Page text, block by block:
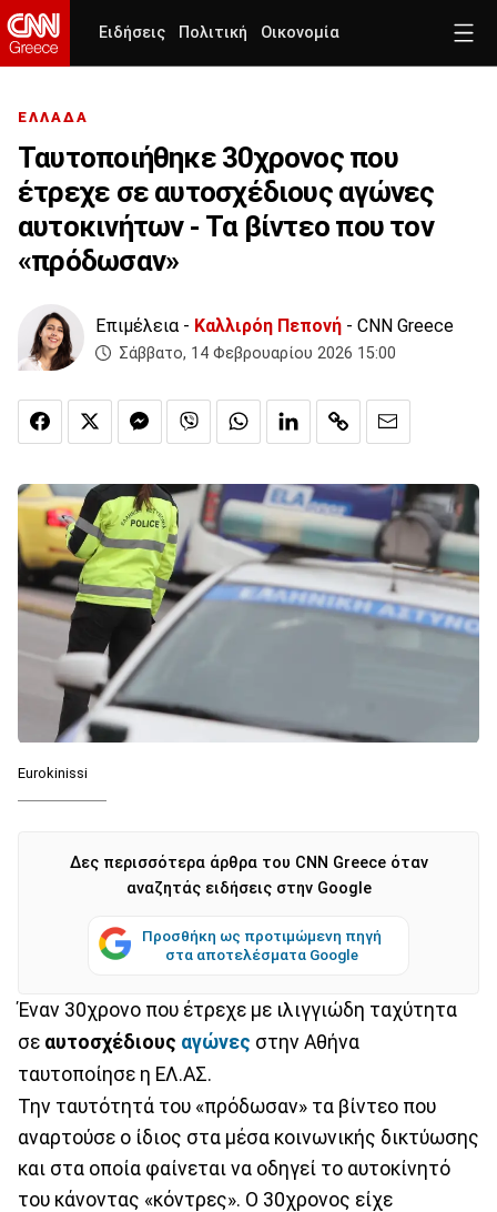
Ειδήσεις Πολιτική Οικονομία
ΕΛΛΑΔΑ
Ταυτοποιήθηκε 30χρονος που
έτρεχε σε αυτοσχέδιους αγώνες
αυτοκινήτων - Τα βίντεο που τον
«πρόδωσαν»
Επιμέλεια - Καλλιρόη Πεπονή - CNN Greece
Σάββατο, 14 Φεβρουαρίου 2026 15:00
Eurokinissi
Δες περισσότερα άρθρα του CNN Greece όταν
αναζητάς ειδήσεις στην Google
Προσθήκη ως προτιμώμενη πηγή
στα αποτελέσματα Google
Έναν 30χρονο που έτρεχε με ιλιγγιώδη ταχύτητα
σε αυτοσχέδιους αγώνες στην Αθήνα
ταυτοποίησε η ΕΛ.ΑΣ.
Την ταυτότητά του «πρόδωσαν» τα βίντεο που
αναρτούσε ο ίδιος στα μέσα κοινωνικής δικτύωσης
και στα οποία φαίνεται να οδηγεί το αυτοκίνητό
του κάνοντας «κόντρες». Ο 30χρονος είχε